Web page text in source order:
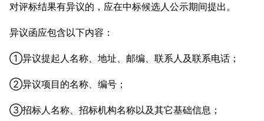
对评标结果有异议的，应在中标候选人公示期间提出。
异议函应包含以下内容：
①异议提起人名称、地址、邮编、联系人及联系电话；
②异议项目的名称、编号；
③招标人名称、招标机构名称以及其它基础信息；